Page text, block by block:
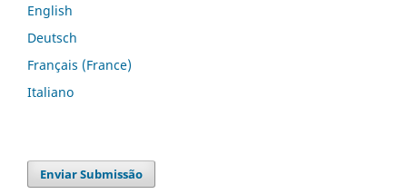
English
Deutsch
Français (France)
Italiano
Enviar Submissão